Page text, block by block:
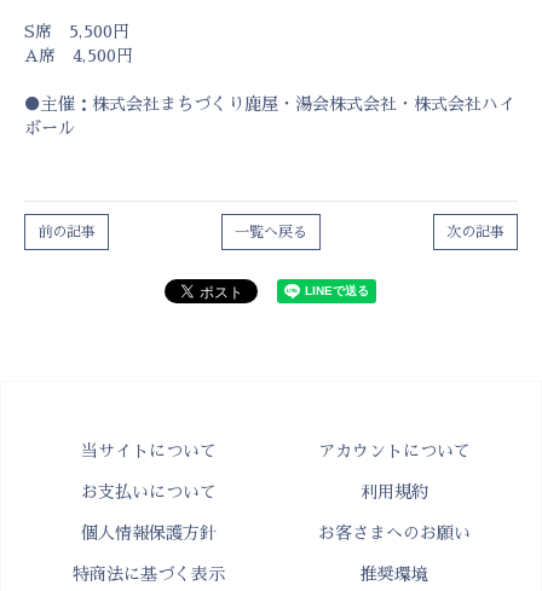
S席 5,500円
A席 4,500円
●主催：株式会社まちづくり鹿屋・湯会株式会社・株式会社ハイ
ボール
次の記事
一覧へ戻る
前の記事
当サイトについて アカウントについて
お支払いについて 利用規約
個人情報保護方針 お客さまへのお願い
特商法に基づく表示 推奨環境